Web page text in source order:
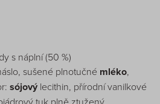
s náplní (50 %)
sušené plnotučné mléko,
sójový lecithin, přírodní vanilkové